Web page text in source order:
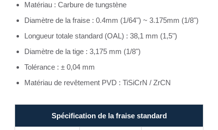
Matériau : Carbure de tungstène
Diamètre de la fraise : 0.4mm (1/64") ~ 3.175mm (1/8")
Longueur totale standard (OAL) : 38,1 mm (1,5")
Diamètre de la tige : 3,175 mm (1/8")
Tolérance : ± 0,04 mm
Matériau de revêtement PVD : TiSiCrN / ZrCN
Spécification de la fraise standard